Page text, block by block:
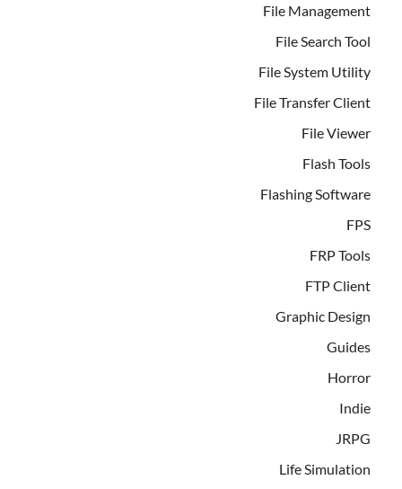
File Management
File Search Tool
File System Utility
File Transfer Client
File Viewer
Flash Tools
Flashing Software
FPS
FRP Tools
FTP Client
Graphic Design
Guides
Horror
Indie
JRPG
Life Simulation